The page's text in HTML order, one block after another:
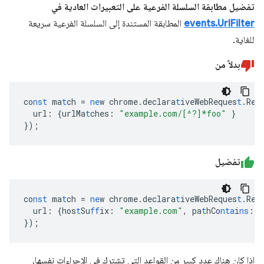
تفضيل مطابقة السلسلة الفرعية على التعبيرات العادية في
events.UrlFilter المطابقة المستندة إلى السلسلة الفرعية سريعة
للغاية.
بدلاً من
const match = new chrome.declarativeWebRequest
url : {urlMatches : "example.com/[^?]*foo"
}
});
تفضيل
const match = new chrome.declarativeWebRequest
url : {hostSuffix : "example.com" , pathContains :
});
إذا كان هناك عدد كبير من القواعد التي تشترك في الإجراءات نفسها،